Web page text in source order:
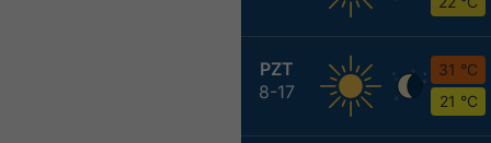
PZT
8-17
31 °C
21 °C